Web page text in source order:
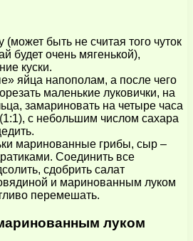
(может быть не считая того чуток
будет очень мягенькой),
куски.
яйца напополам, а после чего
маленькие луковички, на
замариновать на четыре часа
с небольшим числом сахара
маринованные грибы, сыр –
Соединить все
сдобрить салат
и маринованным луком
перемешать.
луком